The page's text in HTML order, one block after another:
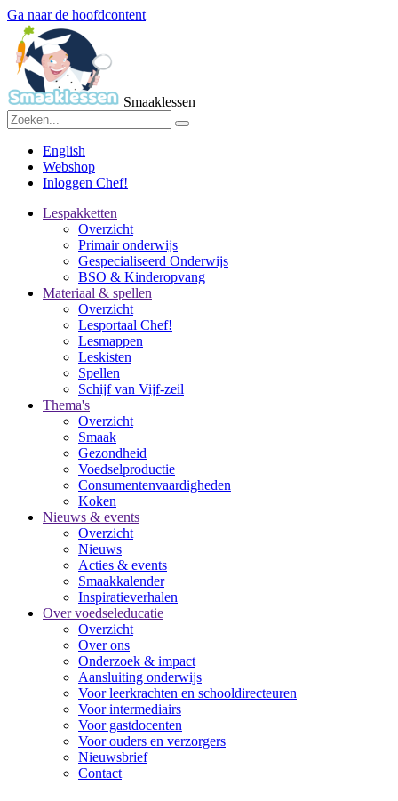
Ga naar de hoofdcontent
Smaaklessen
English
Webshop
Inloggen Chef!
Lespakketten
Overzicht
Primair onderwijs
Gespecialiseerd Onderwijs
BSO & Kinderopvang
Materiaal & spellen
Overzicht
Lesportaal Chef!
Lesmappen
Leskisten
Spellen
Schijf van Vijf-zeil
Thema's
Overzicht
Smaak
Gezondheid
Voedselproductie
Consumentenvaardigheden
Koken
Nieuws & events
Overzicht
Nieuws
Acties & events
Smaakkalender
Inspiratieverhalen
Over voedseleducatie
Overzicht
Over ons
Onderzoek & impact
Aansluiting onderwijs
Voor leerkrachten en schooldirecteuren
Voor intermediairs
Voor gastdocenten
Voor ouders en verzorgers
Nieuwsbrief
Contact